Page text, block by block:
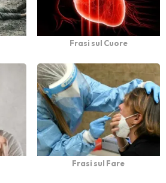
Frasi sul Cuore
Frasi sul Fare